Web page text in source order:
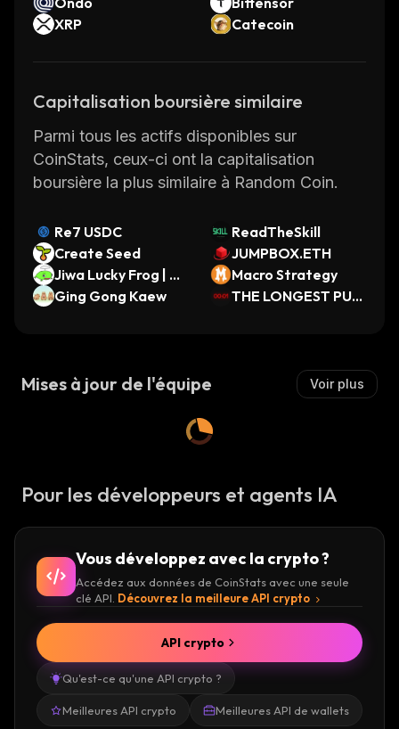
XRP
Catecoin
Capitalisation boursière similaire
Parmi tous les actifs disponibles sur
CoinStats, ceux-ci ont la capitalisation
boursière la plus similaire à Random Coin.
Re7 USDC
ReadTheSkill
Create Seed
JUMPBOX.ETH
Jiwa Lucky Frog | 吉
蛙
Macro Strategy
Ging Gong Kaew
THE LONGEST PUM
Mises à jour de l'équipe Voir plus
Pour les développeurs et agents IA
Vous développez avec la crypto ?
Accédez aux données de CoinStats avec une seule
clé API. Découvrez la meilleure API crypto
Qu'est-ce qu'une API crypto ?
Meilleures API crypto Meilleures API de wallets
API crypto